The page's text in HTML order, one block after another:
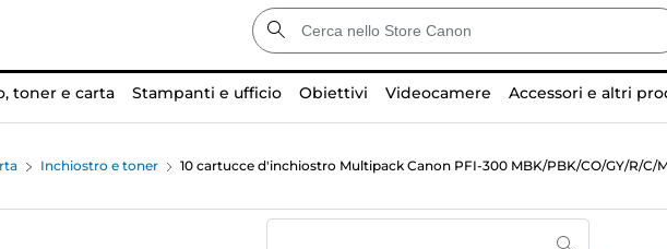
toner e carta Stampanti e ufficio Obiettivi Videocamere Accessori e altri
Inchiostro e toner 10 cartucce d'inchiostro Multipack Canon PFI-300 MBK/PBK/CO/GY/R/C/